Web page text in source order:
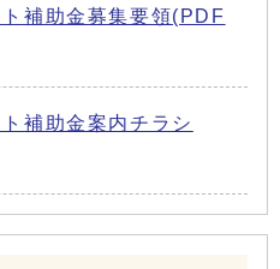
補助金募集要領(PDF
補助金案内チラシ